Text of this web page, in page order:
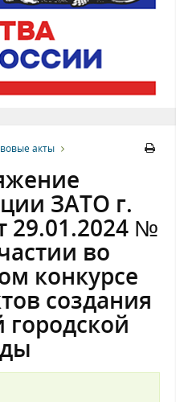
акты
ЗАТО г.
29.01.2024 №
во
конкурсе
создания